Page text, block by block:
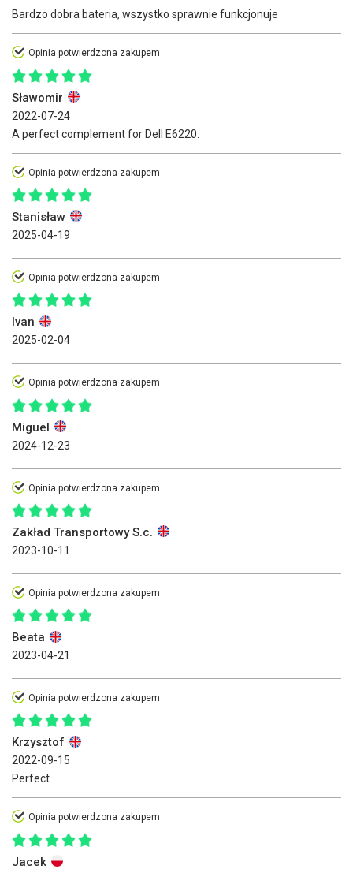
Bardzo dobra bateria, wszystko sprawnie funkcjonuje
Opinia potwierdzona zakupem
Sławomir
2022-07-24
A perfect complement for Dell E6220.
Opinia potwierdzona zakupem
Stanisław
2025-04-19
Opinia potwierdzona zakupem
Ivan
2025-02-04
Opinia potwierdzona zakupem
Miguel
2024-12-23
Opinia potwierdzona zakupem
Zakład Transportowy S.c.
2023-10-11
Opinia potwierdzona zakupem
Beata
2023-04-21
Opinia potwierdzona zakupem
Krzysztof
2022-09-15
Perfect
Opinia potwierdzona zakupem
Jacek